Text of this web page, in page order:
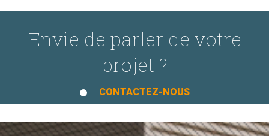
Envie de parler de votre
projet ?
CONTACTEZ-NOUS